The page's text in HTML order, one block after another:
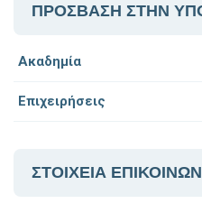
ΠΡΟΣΒΑΣΗ ΣΤΗΝ
Ακαδημία
Επιχειρήσεις
ΣΤΟΙΧΕΙΑ